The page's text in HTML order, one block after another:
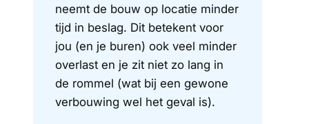
neemt de bouw op locatie minder
tijd in beslag. Dit betekent voor
jou (en je buren) ook veel minder
overlast en je zit niet zo lang in
de rommel (wat bij een gewone
verbouwing wel het geval is).